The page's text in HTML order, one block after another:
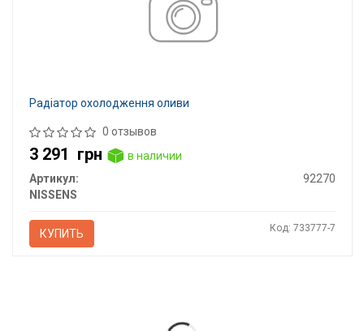
Радіатор охолодження оливи
0 отзывов
3 291 грн
в наличии
Артикул:
92270
NISSENS
КУПИТЬ Код: 733777-7